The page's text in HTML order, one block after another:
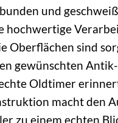
und
hochwertige
Oberflächen sind
gewünschten
Oldtimer
macht den
zu einem echten